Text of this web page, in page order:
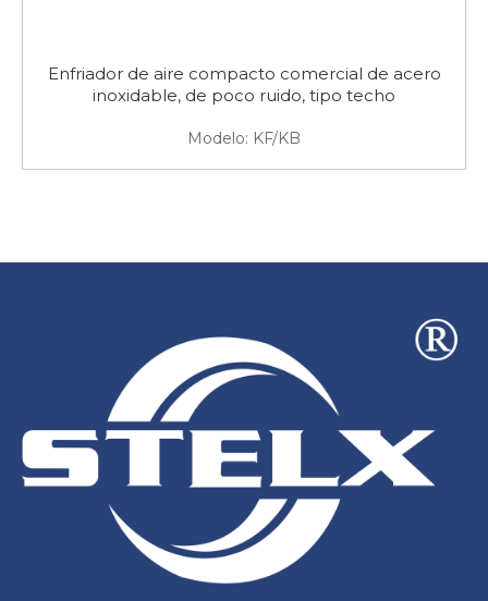
Enfriador de aire compacto comercial de acero
inoxidable, de poco ruido, tipo techo
Modelo: KF/KB